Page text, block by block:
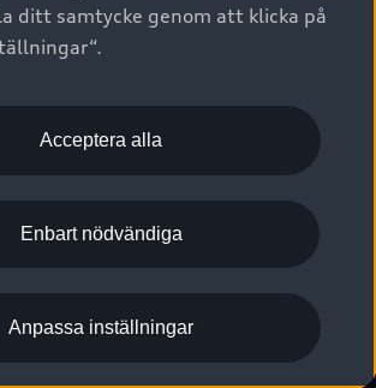
– livsstilsartiklar
ned - Hur påverkas min bil av detta?
huvudkontor
Audi Återförsäljare
mediauppgifter om dataläcka
Juridiskt Audi AG
Giveaway
för cookies
ditt samtycke genom att klicka på
Acceptera alla
Enbart nödvändiga
Anpassa inställningar